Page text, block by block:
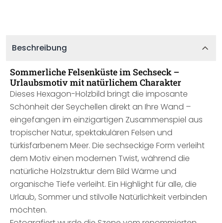
Beschreibung
Sommerliche Felsenküste im Sechseck –
Urlaubsmotiv mit natürlichem Charakter
Dieses Hexagon-Holzbild bringt die imposante
Schönheit der Seychellen direkt an Ihre Wand –
eingefangen im einzigartigen Zusammenspiel aus
tropischer Natur, spektakulären Felsen und
türkisfarbenem Meer. Die sechseckige Form verleiht
dem Motiv einen modernen Twist, während die
natürliche Holzstruktur dem Bild Wärme und
organische Tiefe verleiht. Ein Highlight für alle, die
Urlaub, Sommer und stilvolle Natürlichkeit verbinden
möchten.